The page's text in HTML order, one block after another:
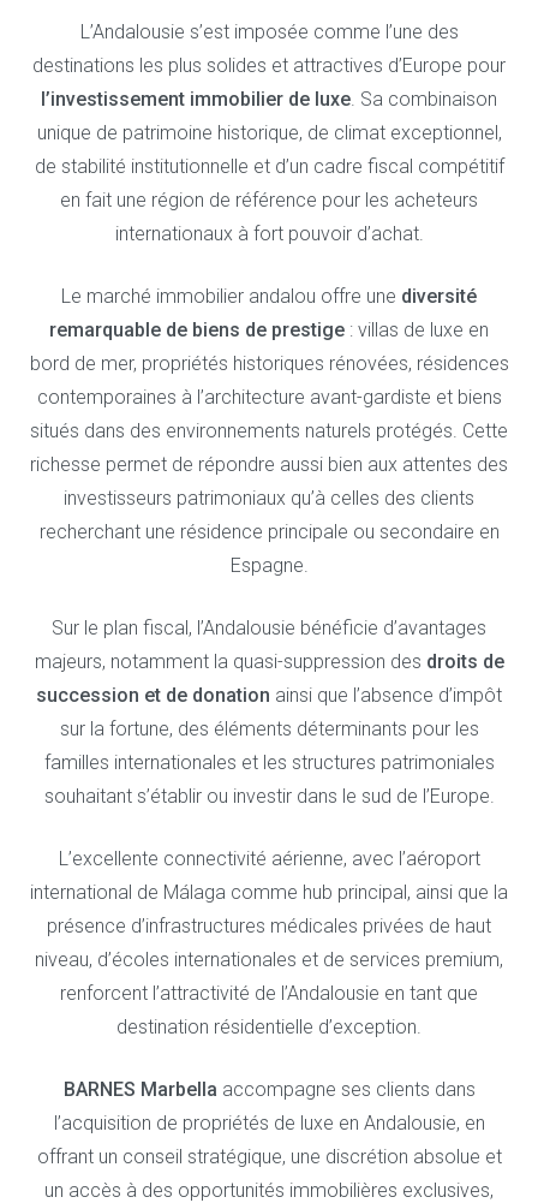
L’Andalousie s’est imposée comme l’une des
destinations les plus solides et attractives d’Europe pour
l’investissement immobilier de luxe. Sa combinaison
unique de patrimoine historique, de climat exceptionnel,
de stabilité institutionnelle et d’un cadre fiscal compétitif
en fait une région de référence pour les acheteurs
internationaux à fort pouvoir d’achat.
Le marché immobilier andalou offre une diversité
remarquable de biens de prestige : villas de luxe en
bord de mer, propriétés historiques rénovées, résidences
contemporaines à l’architecture avant-gardiste et biens
situés dans des environnements naturels protégés. Cette
richesse permet de répondre aussi bien aux attentes des
investisseurs patrimoniaux qu’à celles des clients
recherchant une résidence principale ou secondaire en
Espagne.
Sur le plan fiscal, l’Andalousie bénéficie d’avantages
majeurs, notamment la quasi-suppression des droits de
succession et de donation ainsi que l’absence d’impôt
sur la fortune, des éléments déterminants pour les
familles internationales et les structures patrimoniales
souhaitant s’établir ou investir dans le sud de l’Europe.
L’excellente connectivité aérienne, avec l’aéroport
international de Málaga comme hub principal, ainsi que la
présence d’infrastructures médicales privées de haut
niveau, d’écoles internationales et de services premium,
renforcent l’attractivité de l’Andalousie en tant que
destination résidentielle d’exception.
BARNES Marbella accompagne ses clients dans
l’acquisition de propriétés de luxe en Andalousie, en
offrant un conseil stratégique, une discrétion absolue et
un accès à des opportunités immobilières exclusives,